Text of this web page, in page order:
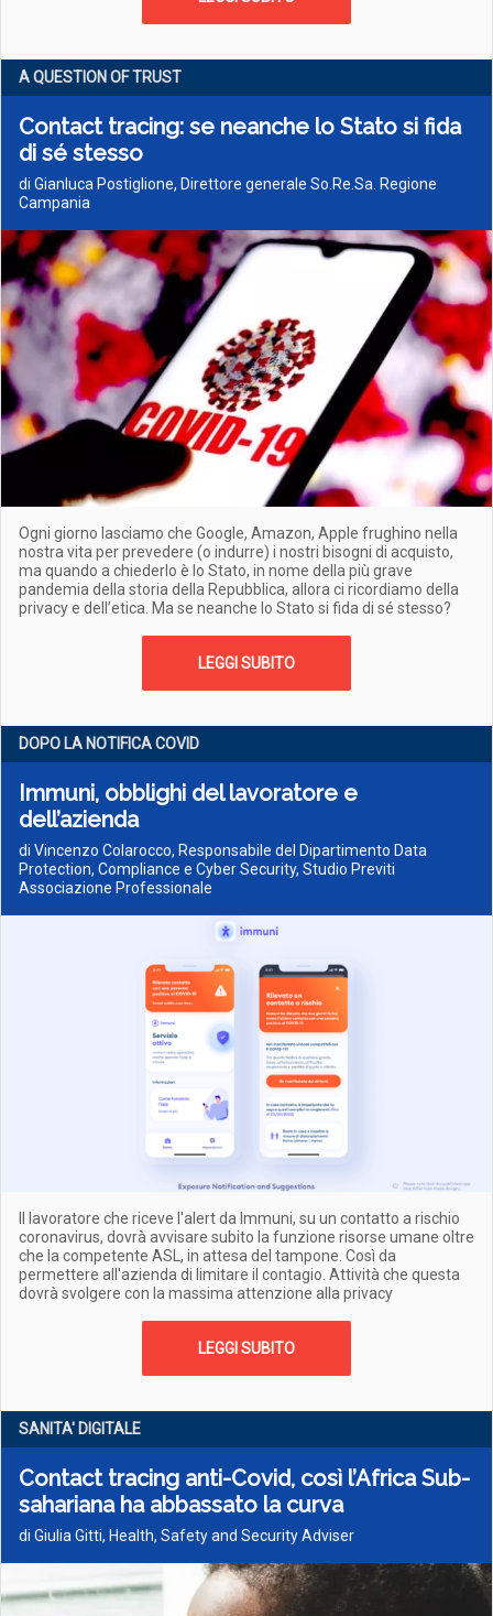
A QUESTION OF TRUST
Contact tracing: se neanche lo Stato si fida
di sé stesso
di Gianluca Postiglione, Direttore generale So.Re.Sa. Regione
Campania
Ogni giorno lasciamo che Google, Amazon, Apple frughino nella
nostra vita per prevedere (o indurre) i nostri bisogni di acquisto,
ma quando a chiederlo è lo Stato, in nome della più grave
pandemia della storia della Repubblica, allora ci ricordiamo della
privacy e dell’etica. Ma se neanche lo Stato si fida di sé stesso?
LEGGI SUBITO
DOPO LA NOTIFICA COVID
Immuni, obblighi del lavoratore e
dell’azienda
di Vincenzo Colarocco, Responsabile del Dipartimento Data
Protection, Compliance e Cyber Security, Studio Previti
Associazione Professionale
Il lavoratore che riceve l'alert da Immuni, su un contatto a rischio
coronavirus, dovrà avvisare subito la funzione risorse umane oltre
che la competente ASL, in attesa del tampone. Così da
permettere all'azienda di limitare il contagio. Attività che questa
dovrà svolgere con la massima attenzione alla privacy
LEGGI SUBITO
SANITA' DIGITALE
Contact tracing anti-Covid, così l’Africa Sub-
sahariana ha abbassato la curva
di Giulia Gitti, Health, Safety and Security Adviser